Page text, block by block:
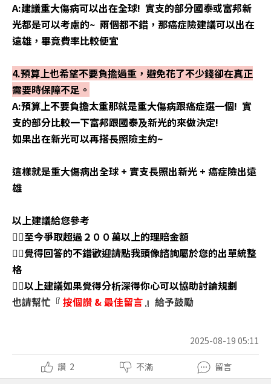
A:建議重大傷病可以出在全球! 實支的部分國泰或富邦新
光都是可以考慮的~ 兩個都不錯，那癌症險建議可以出在
遠雄，畢竟費率比較便宜
4.預算上也希望不要負擔過重，避免花了不少錢卻在真正
需要時保障不足。
A:預算上不要負擔太重那就是重大傷病跟癌症選一個! 實
支的部分比較一下富邦跟國泰及新光的來做決定!
如果出在新光可以再搭長照險主約~
這樣就是重大傷病出全球 + 實支長照出新光 + 癌症險出遠
雄
以上建議給您參考
👉🏼至今爭取超過２００萬以上的理賠金額
👉🏼覺得回答的不錯歡迎請點我頭像諮詢屬於您的出單統整
格
👉🏼以上建議如果覺得分析深得你心可以協助討論規劃
也請幫忙『 按個讚 &最佳留言』給予鼓勵
2025-08-19 05:11
讚 2 不滿 留言